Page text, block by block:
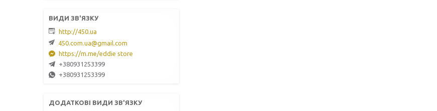
http://450.ua
450.com.ua@gmail.com
https://m.me/eddie store
+380931253399
+380931253399